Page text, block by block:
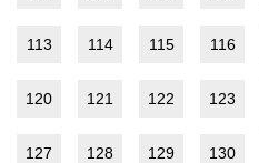
113 114 115 116
120 121 122 123
127 128 129 130